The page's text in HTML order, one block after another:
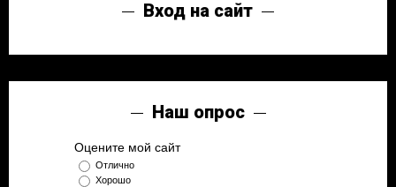
Вход на сайт
Наш опрос
Оцените мой сайт
Отлично
Хорошо